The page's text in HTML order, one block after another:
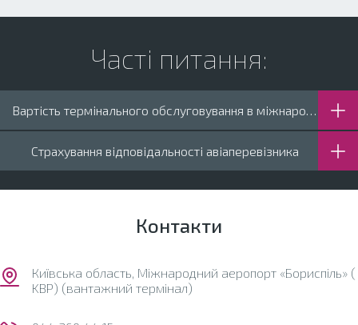
Часті питання:
Вартість термінального обслуговування в міжнародному аеропорті «Бориспіль»
Страхування відповідальності авіаперевізника
Контакти
Київська область, Міжнародний аеропорт «Бориспіль» (
KBP) (вантажний термінал)